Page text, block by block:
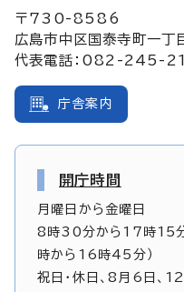
〒730-8586
広島市中区国泰寺町一
代表電話：082-245-
庁舎案内
開庁時間
月曜日から金曜日
8時30分から17時15分
時から16時45分）
祝日・休日、8月6日、